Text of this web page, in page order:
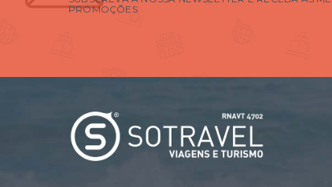
PROMOÇÕES